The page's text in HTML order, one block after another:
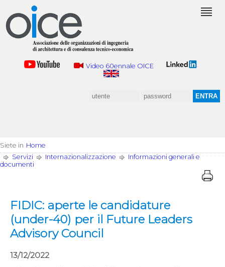
Video 60ennale OICE
Siete in Home
Servizi
Internazionalizzazione
Informazioni generali e
documenti
FIDIC: aperte le candidature
(under-40) per il Future Leaders
Advisory Council
13/12/2022